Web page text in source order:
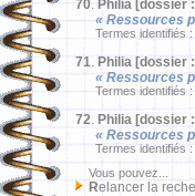
70. Philia [dossier
« Ressources
Termes identifiés :
71. Philia [dossier
« Ressources
Termes identifiés :
72. Philia [dossier
« Ressources
Termes identifiés :
Vous pouvez...
Relancer la